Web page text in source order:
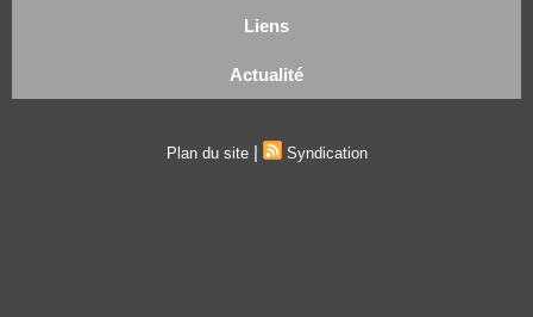
Liens
Actualité
Plan du site | Syndication